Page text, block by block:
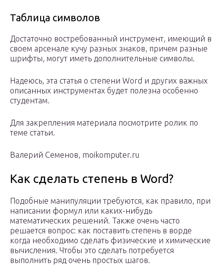
Таблица символов
Достаточно востребованный инструмент, имеющий в
своем арсенале кучу разных знаков, причем разные
шрифты, могут иметь дополнительные символы.
Надеюсь, эта статья о степени Word и других важных
описанных инструментах будет полезна особенно
студентам.
Для закрепления материала посмотрите ролик по
теме статьи.
Валерий Семенов, moikomputer.ru
Как сделать степень в Word?
Подобные манипуляции требуются, как правило, при
написании формул или каких-нибудь
математических решений. Также очень часто
решается вопрос: как поставить степень в ворде
когда необходимо сделать физические и химические
вычисления. Чтобы это сделать потребуется
выполнить ряд очень простых шагов.